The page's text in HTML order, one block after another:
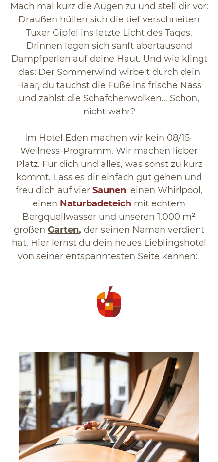
Mach mal kurz die Augen zu und stell dir vor:
Draußen hüllen sich die tief verschneiten
Tuxer Gipfel ins letzte Licht des Tages.
Drinnen legen sich sanft abertausend
Dampfperlen auf deine Haut. Und wie klingt
das: Der Sommerwind wirbelt durch dein
Haar, du tauchst die Füße ins frische Nass
und zählst die Schäfchenwolken… Schön,
nicht wahr?
Im Hotel Eden machen wir kein 08/15-
Wellness-Programm. Wir machen lieber
Platz. Für dich und alles, was sonst zu kurz
kommt. Lass es dir einfach gut gehen und
freu dich auf vier Saunen, einen Whirlpool,
einen Naturbadeteich mit echtem
Bergquellwasser und unseren 1.000 m²
großen Garten, der seinen Namen verdient
hat. Hier lernst du dein neues Lieblingshotel
von seiner entspanntesten Seite kennen: